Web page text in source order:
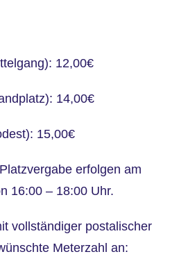
12,00€
14,00€
15,00€
erfolgen am
16:00 – 18:00 Uhr.
vollständiger postalischer
Meterzahl an: